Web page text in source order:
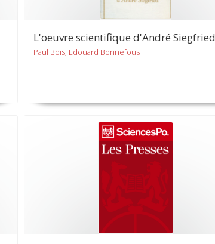
L'oeuvre scientifique d'André Siegfried
Paul Bois, Edouard Bonnefous